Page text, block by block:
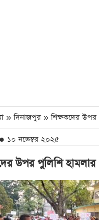
» দিনাজপুর » শিক্ষকদের উপর
১০ নভেম্বর ২০২৫
উপর পুলিশি হামলার